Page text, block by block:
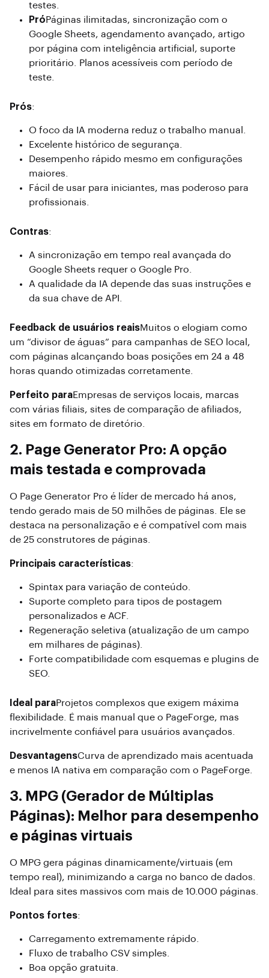
testes.
PróPáginas ilimitadas, sincronização com o
Google Sheets, agendamento avançado, artigo
por página com inteligência artificial, suporte
prioritário. Planos acessíveis com período de
teste.
Prós:
O foco da IA ​​moderna reduz o trabalho manual.
Excelente histórico de segurança.
Desempenho rápido mesmo em configurações
maiores.
Fácil de usar para iniciantes, mas poderoso para
profissionais.
Contras:
A sincronização em tempo real avançada do
Google Sheets requer o Google Pro.
A qualidade da IA ​​depende das suas instruções e
da sua chave de API.
Feedback de usuários reaisMuitos o elogiam como
um “divisor de águas” para campanhas de SEO local,
com páginas alcançando boas posições em 24 a 48
horas quando otimizadas corretamente.
Perfeito paraEmpresas de serviços locais, marcas
com várias filiais, sites de comparação de afiliados,
sites em formato de diretório.
2. Page Generator Pro: A opção
mais testada e comprovada
O Page Generator Pro é líder de mercado há anos,
tendo gerado mais de 50 milhões de páginas. Ele se
destaca na personalização e é compatível com mais
de 25 construtores de páginas.
Principais características:
Spintax para variação de conteúdo.
Suporte completo para tipos de postagem
personalizados e ACF.
Regeneração seletiva (atualização de um campo
em milhares de páginas).
Forte compatibilidade com esquemas e plugins de
SEO.
Ideal paraProjetos complexos que exigem máxima
flexibilidade. É mais manual que o PageForge, mas
incrivelmente confiável para usuários avançados.
DesvantagensCurva de aprendizado mais acentuada
e menos IA nativa em comparação com o PageForge.
3. MPG (Gerador de Múltiplas
Páginas): Melhor para desempenho
e páginas virtuais
O MPG gera páginas dinamicamente/virtuais (em
tempo real), minimizando a carga no banco de dados.
Ideal para sites massivos com mais de 10.000 páginas.
Pontos fortes:
Carregamento extremamente rápido.
Fluxo de trabalho CSV simples.
Boa opção gratuita.